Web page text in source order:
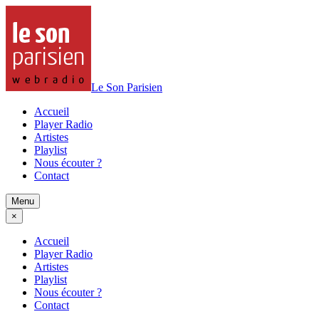
Le Son Parisien
Accueil
Player Radio
Artistes
Playlist
Nous écouter ?
Contact
Menu
×
Accueil
Player Radio
Artistes
Playlist
Nous écouter ?
Contact